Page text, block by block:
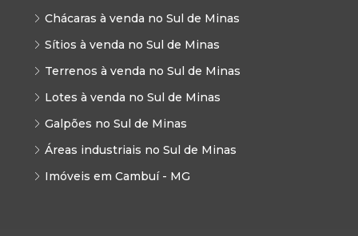
Chácaras à venda no Sul de Minas
Sítios à venda no Sul de Minas
Terrenos à venda no Sul de Minas
Lotes à venda no Sul de Minas
Galpões no Sul de Minas
Áreas industriais no Sul de Minas
Imóveis em Cambuí - MG